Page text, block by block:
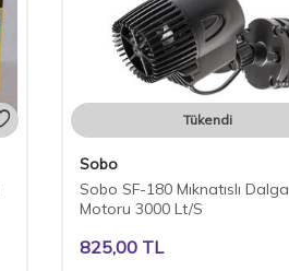
Tükendi
Sobo
Sobo SF-180 Mıknatıslı Dalga
Motoru 3000 Lt/S
825,00TL